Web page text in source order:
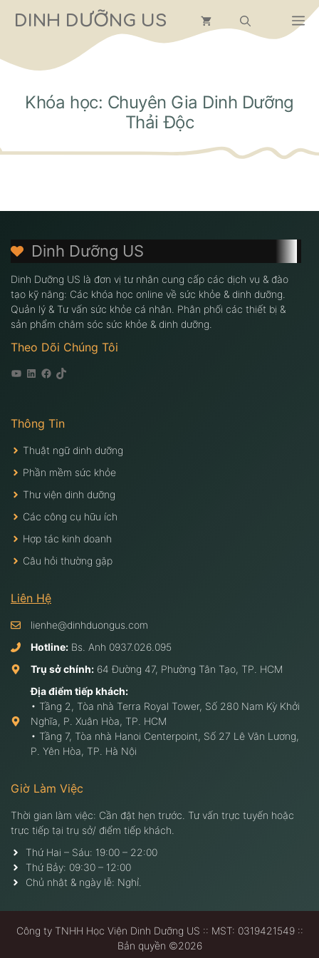
đến
dung
DINH DƯỠNG US
Khóa học: Chuyên Gia Dinh Dưỡng
Thải Độc
Dinh Dưỡng US
Dinh Dưỡng US là đơn vị tư nhân cung cấp các dịch vụ & đào
tạo kỹ năng: Các khóa học online về sức khỏe & dinh dưỡng.
Quản lý & Tư vấn sức khỏe cá nhân. Phân phối các thiết bị &
sản phẩm chăm sóc sức khỏe & dinh dưỡng.
Theo Dõi Chúng Tôi
Youtube
Linkedin
Facebook
Tiktok
Thông Tin
Thuật ngữ dinh dưỡng
Phần mềm sức khỏe
Thư viện dinh dưỡng
Các công cụ hữu ích
Hợp tác kinh doanh
Câu hỏi thường gặp
Liên Hệ
lienhe@dinhduongus.com
Hotline: Bs. Anh 0937.026.095
Trụ sở chính: 64 Đường 47, Phường Tân Tạo, TP. HCM
Địa điểm tiếp khách:
• Tầng 2, Tòa nhà Terra Royal Tower, Số 280 Nam Kỳ Khởi
Nghĩa, P. Xuân Hòa, TP. HCM
• Tầng 7, Tòa nhà Hanoi Centerpoint, Số 27 Lê Văn Lương,
P. Yên Hòa, TP. Hà Nội
Giờ Làm Việc
Thời gian làm việc: Cần đặt hẹn trước. Tư vấn trực tuyến hoặc
trực tiếp tại trụ sở/ điểm tiếp khách.
Thứ Hai – Sáu: 19:00 – 22:00
Thứ Bảy: 09:30 – 12:00
Chủ nhật & ngày lễ: Nghỉ.
Công ty TNHH Học Viện Dinh Dưỡng US :: MST: 0319421549 ::
Bản quyền ©2026